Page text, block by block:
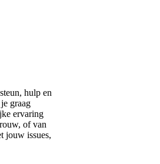
hulp en
graag
ervaring
of van
jouw issues,